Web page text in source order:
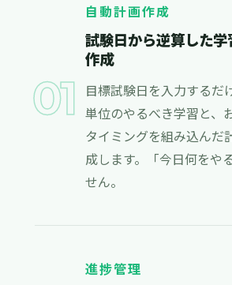
01
自動計画作成
試験日から逆算した
作成
目標試験日を入力するだ
単位のやるべき学習と、
タイミングを組み込んだ
成します。「今日何をや
せん。
進捗管理